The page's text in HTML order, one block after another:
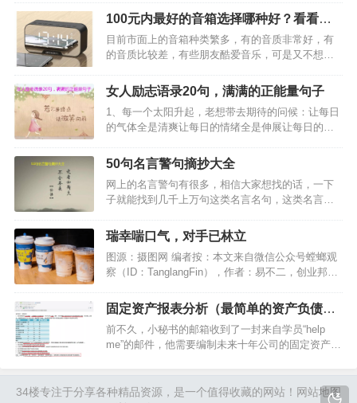
发出加入邀请。正是这句话点燃了李开复心中多年
“世界因你不同”的梦想。他放弃了对终身教授职位的
追求，做出了…
100元内最好的音箱选择哪种好？看看这
款适合你不？
目前市面上的音箱种类繁多，有的音质非常好，有
的音质比较差，有些朋友酷爱音乐，可是又不想花
内的音箱。那么100元内最好的音箱选择哪种好？下
面，小编给大家推荐一款迷你型的小音箱，大家一
起来看看吧。…
女人励志语录20句，满满的正能量句子
1、每一个太阳升起，老想带去期待的问候：让每日
的气体全是清爽让每日的情绪全是伸展让每日的获
​50句名言警句摘抄大全
网上的名言警句有很多，相信大家想找的话，一下
子就能找到几千上万句这类名言名句，这类名言名
有些可能对你的人生有很大帮助。喜欢名言警句的
朋友，赶紧看下面小编摘录的50句名言警句吧，一
定会对你有所帮助的…
瑞幸喘口气，对手已林立
图源：摄图网 编者按：本文来自微信公众号螳螂观
察（ID：TanglangFin），作者：易不二，创业邦经
椰拿铁被全网催货的盛景，与9天就突破270万杯销
量的丝绒拿铁，都证明了瑞幸的生命力。 从…
固定资产报表分析（最简单的资产负债表
举例）
前不久，小秘书的邮箱收到了一封来自学员“help
me”的邮件，他需要编制未来十年公司的固定资产预
小秘书看完之后心里在想，固定资产预算逻辑简单
34楼专注于分享各种精品资源，是一个值得收藏的网站！ 网站地图